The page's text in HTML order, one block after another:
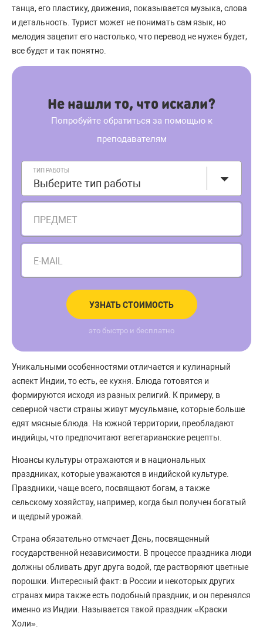
танца, его пластику, движения, показывается музыка, слова
и детальность. Турист может не понимать сам язык, но
мелодия зацепит его настолько, что перевод не нужен будет,
все будет и так понятно.
Не нашли то, что искали?
Попробуйте обратиться за помощью к
преподавателям
ТИП РАБОТЫ
Выберите тип работы
ПРЕДМЕТ
E-MAIL
УЗНАТЬ СТОИМОСТЬ
это быстро и бесплатно
Уникальными особенностями отличается и кулинарный
аспект Индии, то есть, ее кухня. Блюда готовятся и
формируются исходя из разных религий. К примеру, в
северной части страны живут мусульмане, которые больше
едят мясные блюда. На южной территории, преобладают
индийцы, что предпочитают вегетарианские рецепты.
Нюансы культуры отражаются и в национальных
праздниках, которые уважаются в индийской культуре.
Праздники, чаще всего, посвящают богам, а также
сельскому хозяйству, например, когда был получен богатый
и щедрый урожай.
Страна обязательно отмечает День, посвященный
государственной независимости. В процессе праздника люди
должны обливать друг друга водой, где растворяют цветные
порошки. Интересный факт: в России и некоторых других
странах мира также есть подобный праздник, и он перенялся
именно из Индии. Называется такой праздник «Краски
Холи».